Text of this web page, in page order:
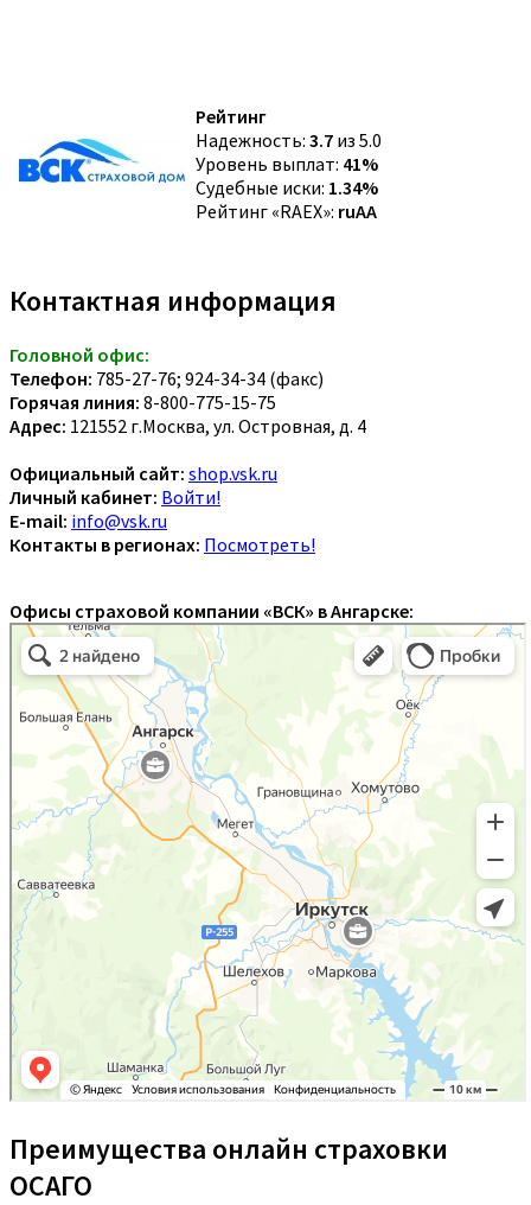
Рейтинг
Надежность: 3.7 из 5.0
Уровень выплат: 41%
Судебные иски: 1.34%
Рейтинг «RAEX»: ruAA
Контактная информация
Головной офис:
Телефон: 785-27-76; 924-34-34 (факс)
Горячая линия: 8-800-775-15-75
Адрес: 121552 г.Москва, ул. Островная, д. 4
Официальный сайт: shop.vsk.ru
Личный кабинет: Войти!
E-mail: info@vsk.ru
Контакты в регионах: Посмотреть!
Офисы страховой компании «ВСК» в Ангарске:
Преимущества онлайн страховки
ОСАГО